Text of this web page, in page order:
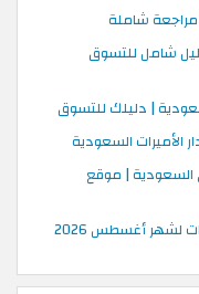
شاملة
شامل للتسوق
| دليلك للتسوق
الأميرات السعودية
السعودية | موقع
لشهر أغسطس 2026